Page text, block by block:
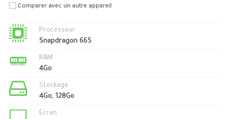
Comparer avec un autre appareil
Processeur
Snapdragon 665
RAM
4Go
Stockage
4Go, 128Go
Ecran